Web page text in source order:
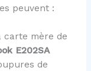
peuvent :
carte mère de
E202SA
de